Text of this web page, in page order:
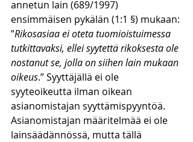
annetun lain (689/1997)
ensimmäisen pykälän (1:1 §) mukaan:
”Rikosasiaa ei oteta tuomioistuimessa
tutkittavaksi, ellei syytettä rikoksesta ole
nostanut se, jolla on siihen lain mukaan
oikeus.” Syyttäjällä ei ole
syyteoikeutta ilman oikean
asianomistajan syyttämispyyntöä.
Asianomistajan määritelmää ei ole
lainsäädännössä, mutta tällä